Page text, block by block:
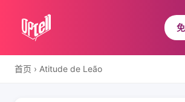
首页 › Atitude de Leão